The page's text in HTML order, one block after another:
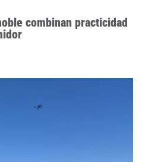
combinan practicidad